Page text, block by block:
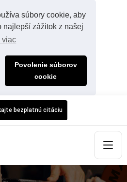
súbory cookie, aby
najlepší zážitok z našej
viac
Povolenie súborov
cookie
bezplatnú citáciu